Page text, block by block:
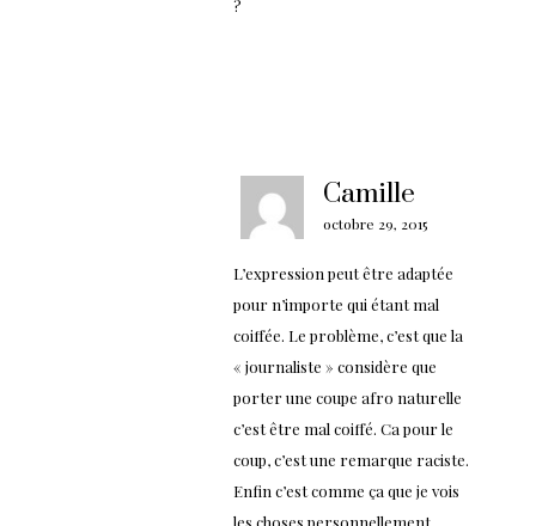
?
Camille
octobre 29, 2015
L’expression peut être adaptée
pour n’importe qui étant mal
coiffée. Le problème, c’est que la
« journaliste » considère que
porter une coupe afro naturelle
c’est être mal coiffé. Ca pour le
coup, c’est une remarque raciste.
Enfin c’est comme ça que je vois
les choses personnellement.